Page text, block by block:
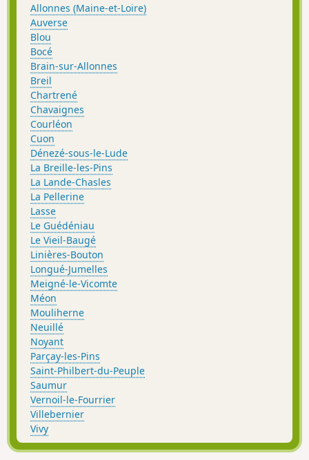
Allonnes (Maine-et-Loire)
Auverse
Blou
Bocé
Brain-sur-Allonnes
Breil
Chartrené
Chavaignes
Courléon
Cuon
Dénezé-sous-le-Lude
La Breille-les-Pins
La Lande-Chasles
La Pellerine
Lasse
Le Guédéniau
Le Vieil-Baugé
Linières-Bouton
Longué-Jumelles
Meigné-le-Vicomte
Méon
Mouliherne
Neuillé
Noyant
Parçay-les-Pins
Saint-Philbert-du-Peuple
Saumur
Vernoil-le-Fourrier
Villebernier
Vivy